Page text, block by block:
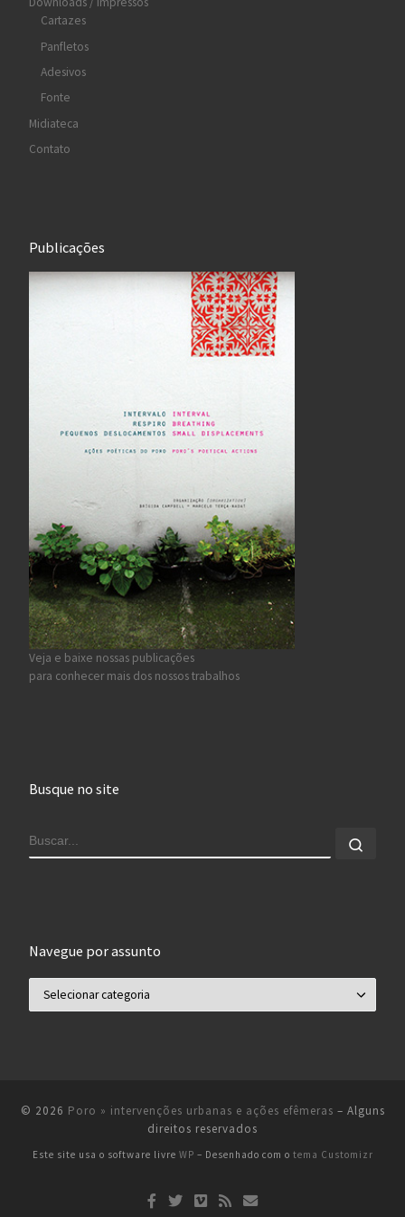
Cartazes
Panfletos
Adesivos
Fonte
Midiateca
Contato
Publicações
Veja e baixe nossas publicações
para conhecer mais dos nossos trabalhos
Busque no site
BUSCAR
Navegue por assunto
© 2026 Poro » intervenções urbanas e ações efêmeras – Alguns
direitos reservados
Este site usa o software livre WP – Desenhado com o tema Customizr